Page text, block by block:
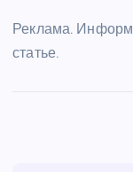
Реклама.
статье.